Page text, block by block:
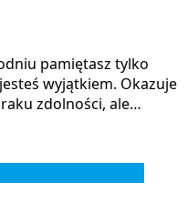
pamiętasz tylko
wyjątkiem. Okazuje
zdolności, ale…